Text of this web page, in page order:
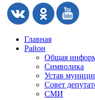
Главная
Район
Общая
Символика
Устав
Совет
СМИ